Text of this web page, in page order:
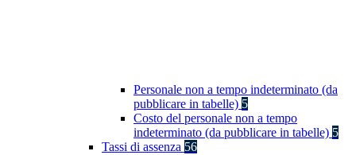
Personale non a tempo indeterminato (da
pubblicare in tabelle) 5
Costo del personale non a tempo
indeterminato (da pubblicare in tabelle) 5
Tassi di assenza 56